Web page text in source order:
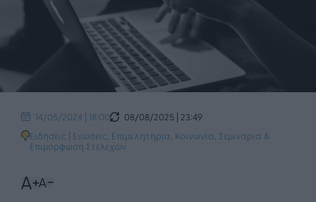
14/05/2024 | 18:00
08/08/2025 | 23:49
Ειδήσεις | Ενώσεις, Επιμελητήρια Κοινωνία Σεμινάρια &
Επιμόρφωση Στελεχών